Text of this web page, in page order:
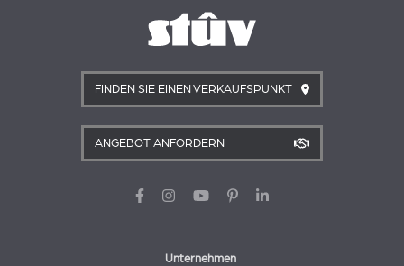
FINDEN SIE EINEN VERKAUFSPUNKT
ANGEBOT ANFORDERN
Unternehmen